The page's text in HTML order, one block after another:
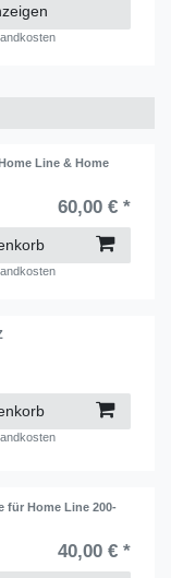
Line & Home
60,00 € *
für Home Line 200-
40,00 € *